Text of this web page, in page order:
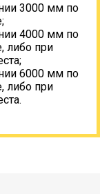
3000 мм по
4000 мм по
либо при
6000 мм по
либо при